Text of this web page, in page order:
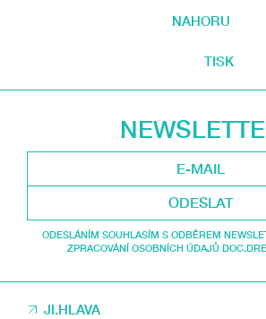
NAHORU
TISK
ODESLAT
ODESLÁNÍM SOUHLASÍM S ODBĚREM
ZPRACOVÁNÍ OSOBNÍCH ÚDAJŮ
JI.HLAVA